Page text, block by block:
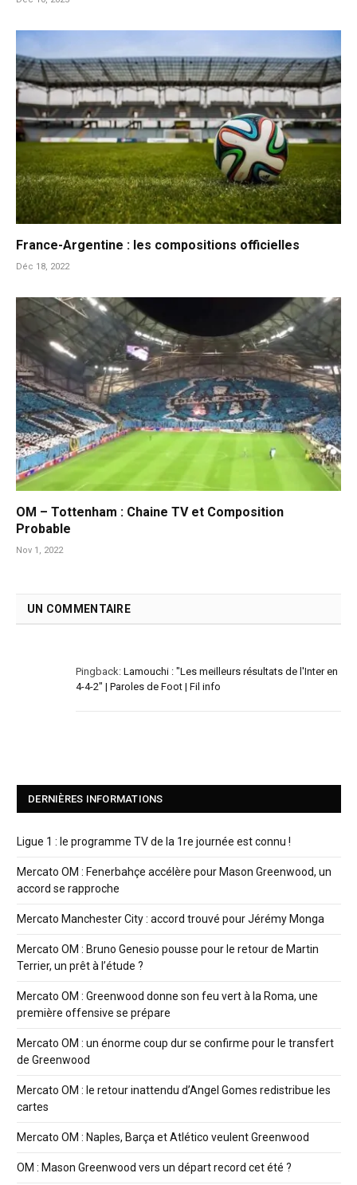
France-Argentine : les compositions officielles
Déc 18, 2022
OM – Tottenham : Chaine TV et Composition
Probable
Nov 1, 2022
UN COMMENTAIRE
Pingback: Lamouchi : "Les meilleurs résultats de l'Inter en
4-4-2" | Paroles de Foot | Fil info
DERNIÈRES INFORMATIONS
Ligue 1 : le programme TV de la 1re journée est connu !
Mercato OM : Fenerbahçe accélère pour Mason Greenwood, un
accord se rapproche
Mercato Manchester City : accord trouvé pour Jérémy Monga
Mercato OM : Bruno Genesio pousse pour le retour de Martin
Terrier, un prêt à l’étude ?
Mercato OM : Greenwood donne son feu vert à la Roma, une
première offensive se prépare
Mercato OM : un énorme coup dur se confirme pour le transfert
de Greenwood
Mercato OM : le retour inattendu d’Angel Gomes redistribue les
cartes
Mercato OM : Naples, Barça et Atlético veulent Greenwood
OM : Mason Greenwood vers un départ record cet été ?